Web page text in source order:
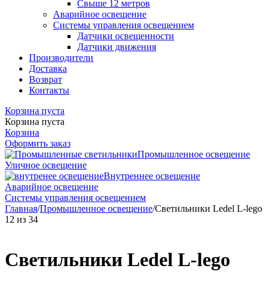
Свыше 12 метров
Аварийное освещение
Системы управления освещением
Датчики освещенности
Датчики движения
Производители
Доставка
Возврат
Контакты
Корзина пуста
Корзина пуста
Корзина
Оформить заказ
Промышленное освещение
Уличное освещение
Внутреннее освещение
Аварийное освещение
Системы управления освещением
Главная/Промышленное освещение/Светильники Ledel L-lego
12 из 34
Светильники Ledel L-lego